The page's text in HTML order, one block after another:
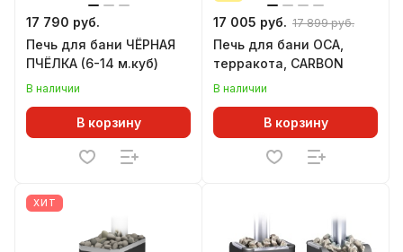
17 790 руб.
Печь для бани ЧЁРНАЯ
ПЧЁЛКА (6-14 м.куб)
В наличии
В корзину
17 005 руб. 17 899 руб.
Печь для бани ОСА,
терракота, CARBON
В наличии
В корзину
ХИТ